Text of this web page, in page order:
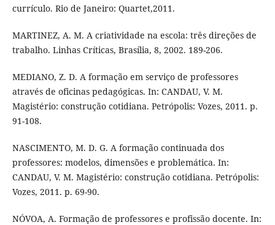
currículo. Rio de Janeiro: Quartet,2011.
MARTINEZ, A. M. A criatividade na escola: três direções de
trabalho. Linhas Críticas, Brasília, 8, 2002. 189-206.
MEDIANO, Z. D. A formação em serviço de professores
através de oficinas pedagógicas. In: CANDAU, V. M.
Magistério: construção cotidiana. Petrópolis: Vozes, 2011. p.
91-108.
NASCIMENTO, M. D. G. A formação continuada dos
professores: modelos, dimensões e problemática. In:
CANDAU, V. M. Magistério: construção cotidiana. Petrópolis:
Vozes, 2011. p. 69-90.
NÓVOA, A. Formação de professores e profissão docente. In: